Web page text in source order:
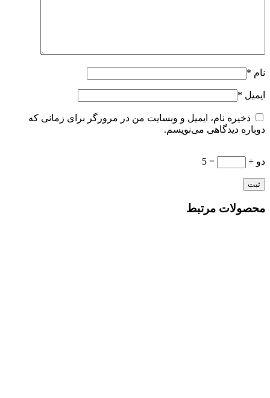
نام *
ایمیل *
ذخیره نام، ایمیل و وبسایت من در مرورگر برای زمانی که
دوباره دیدگاهی می‌نویسم.
دو + = 5
محصولات مرتبط